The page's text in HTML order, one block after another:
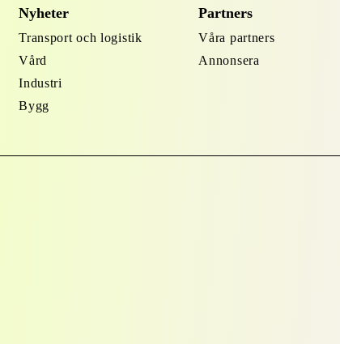
Nyheter
Transport och logistik
Vård
Industri
Bygg
Partners
Våra partners
Annonsera